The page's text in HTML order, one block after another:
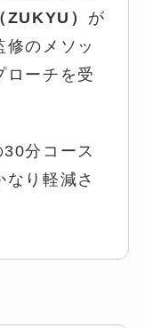
ZUKYU） が
修のメソッ
ローチを受
30分コース
なり軽減さ